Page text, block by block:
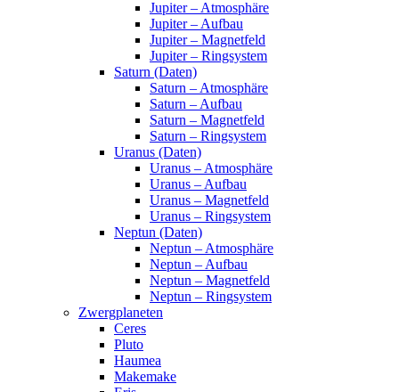
Jupiter – Atmosphäre
Jupiter – Aufbau
Jupiter – Magnetfeld
Jupiter – Ringsystem
Saturn (Daten)
Saturn – Atmosphäre
Saturn – Aufbau
Saturn – Magnetfeld
Saturn – Ringsystem
Uranus (Daten)
Uranus – Atmosphäre
Uranus – Aufbau
Uranus – Magnetfeld
Uranus – Ringsystem
Neptun (Daten)
Neptun – Atmosphäre
Neptun – Aufbau
Neptun – Magnetfeld
Neptun – Ringsystem
Zwergplaneten
Ceres
Pluto
Haumea
Makemake